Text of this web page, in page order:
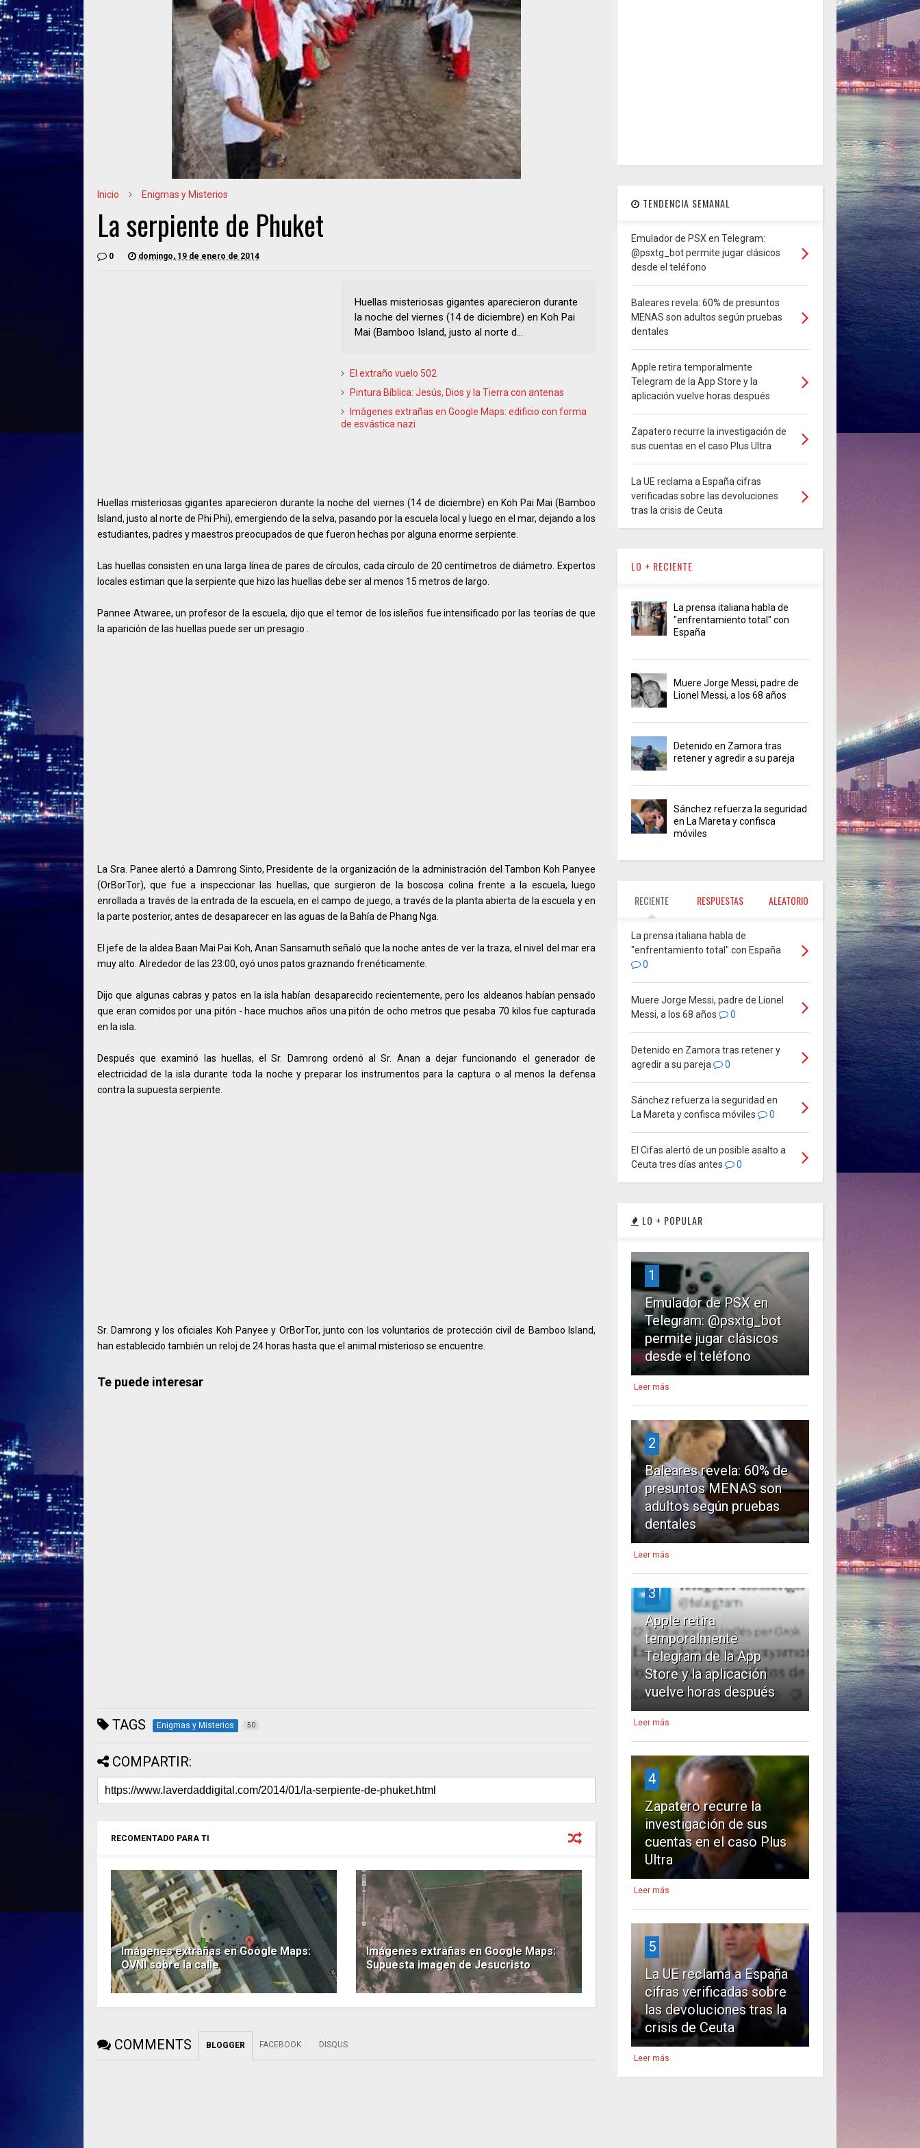
Inicio Enigmas y Misterios
La serpiente de Phuket
0 domingo, 19 de enero de 2014
Huellas misteriosas gigantes aparecieron durante
la noche del viernes (14 de diciembre) en Koh Pai
Mai (Bamboo Island, justo al norte d...
El extraño vuelo 502
Pintura Bíblica: Jesús, Dios y la Tierra con antenas
Imágenes extrañas en Google Maps: edificio con forma
de esvástica nazi
Huellas misteriosas gigantes aparecieron durante la noche del viernes (14 de diciembre) en Koh Pai Mai (Bamboo
Island, justo al norte de Phi Phi), emergiendo de la selva, pasando por la escuela local y luego en el mar, dejando a los
estudiantes, padres y maestros preocupados de que fueron hechas por alguna enorme serpiente.
Las huellas consisten en una larga línea de pares de círculos, cada círculo de 20 centímetros de diámetro. Expertos
locales estiman que la serpiente que hizo las huellas debe ser al menos 15 metros de largo.
Pannee Atwaree, un profesor de la escuela, dijo que el temor de los isleños fue intensificado por las teorías de que
la aparición de las huellas puede ser un presagio .
La Sra. Panee alertó a Damrong Sinto, Presidente de la organización de la administración del Tambon Koh Panyee
(OrBorTor), que fue a inspeccionar las huellas, que surgieron de la boscosa colina frente a la escuela, luego
enrollada a través de la entrada de la escuela, en el campo de juego, a través de la planta abierta de la escuela y en
la parte posterior, antes de desaparecer en las aguas de la Bahía de Phang Nga.
El jefe de la aldea Baan Mai Pai Koh, Anan Sansamuth señaló que la noche antes de ver la traza, el nivel del mar era
muy alto. Alrededor de las 23:00, oyó unos patos graznando frenéticamente.
Dijo que algunas cabras y patos en la isla habían desaparecido recientemente, pero los aldeanos habían pensado
que eran comidos por una pitón - hace muchos años una pitón de ocho metros que pesaba 70 kilos fue capturada
en la isla.
Después que examinó las huellas, el Sr. Damrong ordenó al Sr. Anan a dejar funcionando el generador de
electricidad de la isla durante toda la noche y preparar los instrumentos para la captura o al menos la defensa
contra la supuesta serpiente.
Sr. Damrong y los oficiales Koh Panyee y OrBorTor, junto con los voluntarios de protección civil de Bamboo Island,
han establecido también un reloj de 24 horas hasta que el animal misterioso se encuentre.
Te puede interesar
TAGS Enigmas y Misterios 50
COMPARTIR:
RECOMENTADO PARA TI
Imágenes extrañas en Google Maps:
OVNI sobre la calle
Imágenes extrañas en Google Maps:
Supuesta imagen de Jesucristo
COMMENTS BLOGGER FACEBOOK: DISQUS
TENDENCIA SEMANAL
Emulador de PSX en Telegram:
@psxtg_bot permite jugar clásicos
desde el teléfono
Baleares revela: 60% de presuntos
MENAS son adultos según pruebas
dentales
Apple retira temporalmente
Telegram de la App Store y la
aplicación vuelve horas después
Zapatero recurre la investigación de
sus cuentas en el caso Plus Ultra
La UE reclama a España cifras
verificadas sobre las devoluciones
tras la crisis de Ceuta
LO + RECIENTE
La prensa italiana habla de
"enfrentamiento total" con
España
Muere Jorge Messi, padre de
Lionel Messi, a los 68 años
Detenido en Zamora tras
retener y agredir a su pareja
Sánchez refuerza la seguridad
en La Mareta y confisca
móviles
RECIENTE RESPUESTAS ALEATORIO
La prensa italiana habla de
"enfrentamiento total" con España
0
Muere Jorge Messi, padre de Lionel
Messi, a los 68 años
0
Detenido en Zamora tras retener y
agredir a su pareja
0
Sánchez refuerza la seguridad en
La Mareta y confisca móviles
0
El Cifas alertó de un posible asalto a
Ceuta tres días antes
0
LO + POPULAR
1
Emulador de PSX en
Telegram: @psxtg_bot
permite jugar clásicos
desde el teléfono
Leer más
2
Baleares revela: 60% de
presuntos MENAS son
adultos según pruebas
dentales
Leer más
3
Apple retira
temporalmente
Telegram de la App
Store y la aplicación
vuelve horas después
Leer más
4
Zapatero recurre la
investigación de sus
cuentas en el caso Plus
Ultra
Leer más
5
La UE reclama a España
cifras verificadas sobre
las devoluciones tras la
crisis de Ceuta
Leer más